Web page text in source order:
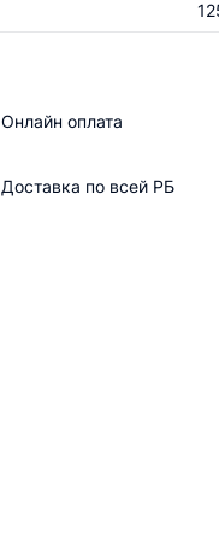
Онлайн оплата
Доставка по всей РБ